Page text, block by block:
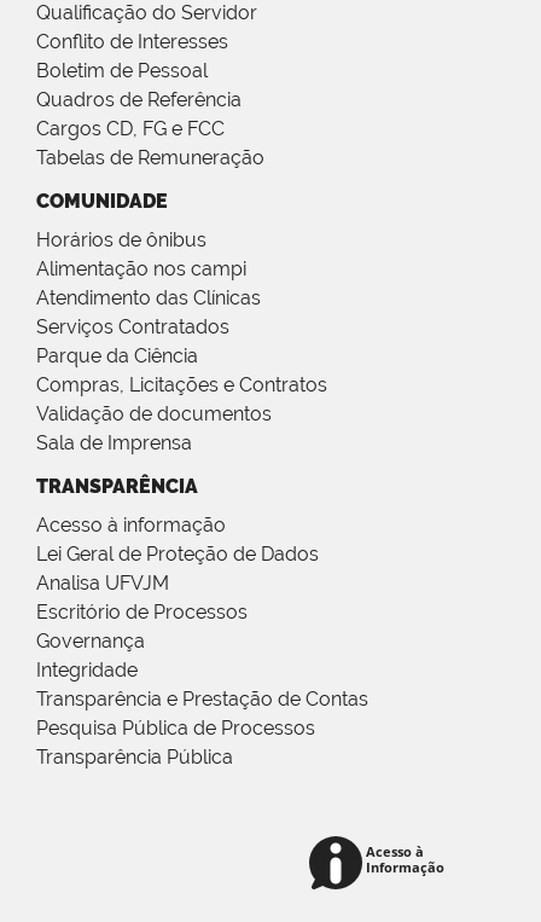
Qualificação do Servidor
Conflito de Interesses
Boletim de Pessoal
Quadros de Referência
Cargos CD, FG e FCC
Tabelas de Remuneração
COMUNIDADE
Horários de ônibus
Alimentação nos campi
Atendimento das Clínicas
Serviços Contratados
Parque da Ciência
Compras, Licitações e Contratos
Validação de documentos
Sala de Imprensa
TRANSPARÊNCIA
Acesso à informação
Lei Geral de Proteção de Dados
Analisa UFVJM
Escritório de Processos
Governança
Integridade
Transparência e Prestação de Contas
Pesquisa Pública de Processos
Transparência Pública